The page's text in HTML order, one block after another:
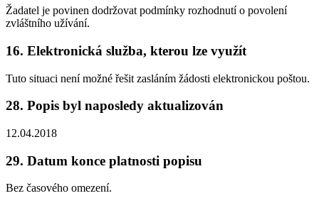
Žadatel je povinen dodržovat podmínky rozhodnutí o povolení
zvláštního užívání.
16. Elektronická služba, kterou lze využít
Tuto situaci není možné řešit zasláním žádosti elektronickou poštou.
28. Popis byl naposledy aktualizován
12.04.2018
29. Datum konce platnosti popisu
Bez časového omezení.